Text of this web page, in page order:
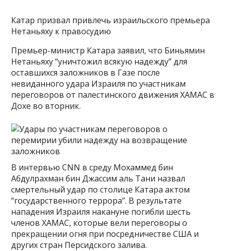
Катар призвал привлечь израильского премьера
Нетаньяху к правосудию
Премьер-министр Катара заявил, что Биньямин
Нетаньяху “уничтожил всякую надежду” для
оставшихся заложников в Газе после
невиданного удара Израиля по участникам
переговоров от палестинского движения ХАМАС в
Дохе во вторник.
В интервью CNN в среду Мохаммед бин
Абдулрахман бин Джассим аль Тани назвал
смертельный удар по столице Катара актом
“государственного террора”. В результате
нападения Израиля накануне погибли шесть
членов ХАМАС, которые вели переговоры о
прекращении огня при посредничестве США и
других стран Персидского залива.